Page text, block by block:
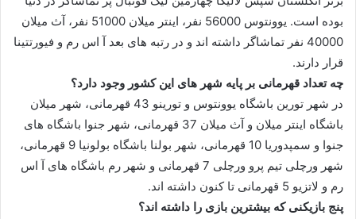
بوده است. یوونتوس 56000 نفر، اینتر میلان 51000 نفر، آث میلان
40000 نفر تماشاگر داشته اند و در رتبه های بعد آ اس رم و فیورتتینا
قرار دارند.
چه تعداد قهرمانی بر پایه شهر های این کشور وجود دارد؟
در شهر تورین باشگاه یوونتوس و تورینو 43 قهرمانی، شهر میلان
باشگاه اینتر میلان و آث میلان 37 قهرمانی، شهر جنوا باشگاه های
جنوا و سمپدوریا 10 قهرمانی، شهر بولنا باشگاه بولونیا 9 قهرمانی،
شهر ورچلی تیم پرو ورچلی 7 قهرمانی و شهر رم باشگاه های آ اس
رم و لاتزیو 5 قهرمانی تا کنون داشته اند.
پنج بازیکنی که بیشترین بازی را داشته اند؟